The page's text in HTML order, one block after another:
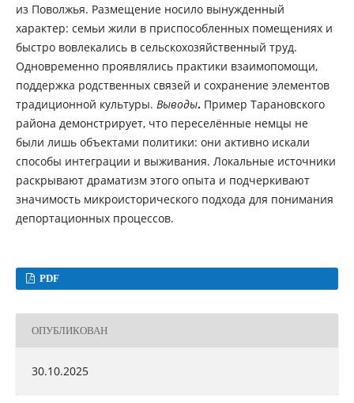
из Поволжья. Размещение носило вынужденный
характер: семьи жили в приспособленных помещениях и
быстро вовлекались в сельскохозяйственный труд.
Одновременно проявлялись практики взаимопомощи,
поддержка родственных связей и сохранение элементов
традиционной культуры. Выводы. Пример Тарановского
района демонстрирует, что переселённые немцы не
были лишь объектами политики: они активно искали
способы интеграции и выживания. Локальные источники
раскрывают драматизм этого опыта и подчеркивают
значимость микроисторического подхода для понимания
депортационных процессов.
PDF
ОПУБЛИКОВАН
30.10.2025